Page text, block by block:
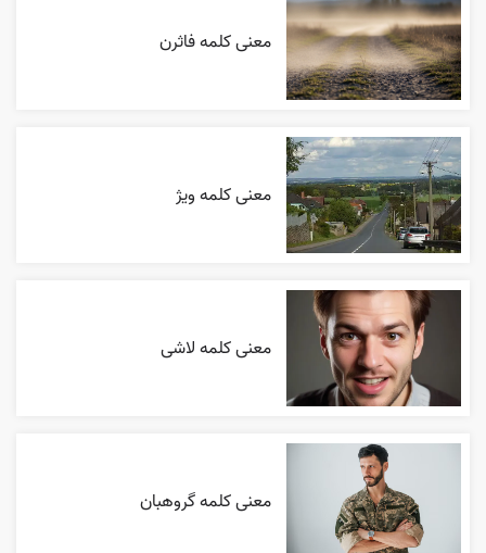
معنی کلمه فاثرن
معنی کلمه ویژ
معنی کلمه لاشی
معنی کلمه گروهبان